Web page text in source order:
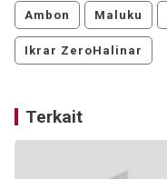
Ambon Maluku
Ikrar ZeroHalinar
Terkait